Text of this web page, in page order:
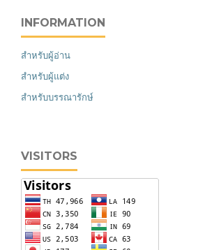
INFORMATION
สำหรับผู้อ่าน
สำหรับผู้แต่ง
สำหรับบรรณารักษ์
VISITORS